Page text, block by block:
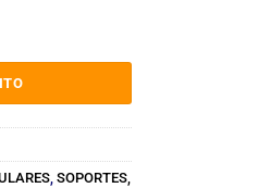
, SOPORTES,